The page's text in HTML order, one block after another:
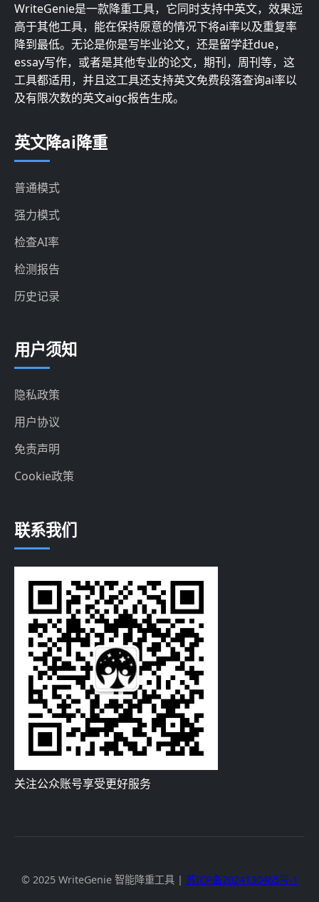
WriteGenie是一款降重工具，它同时支持中英文，效果远
高于其他工具，能在保持原意的情况下将ai率以及重复率
降到最低。无论是你是写毕业论文，还是留学赶due，
essay写作，或者是其他专业的论文，期刊，周刊等，这
工具都适用，并且这工具还支持英文免费段落查询ai率以
及有限次数的英文aigc报告生成。
英文降ai降重
普通模式
强力模式
检查AI率
检测报告
历史记录
用户须知
隐私政策
用户协议
免责声明
Cookie政策
联系我们
关注公众账号享受更好服务
© 2025 WriteGenie 智能降重工具 | 苏ICP备2024130465号-1